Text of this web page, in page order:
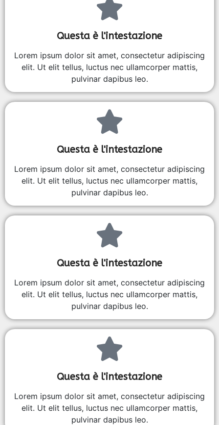
Questa è l'intestazione
Lorem ipsum dolor sit amet, consectetur adipiscing
elit. Ut elit tellus, luctus nec ullamcorper mattis,
pulvinar dapibus leo.
Questa è l'intestazione
Lorem ipsum dolor sit amet, consectetur adipiscing
elit. Ut elit tellus, luctus nec ullamcorper mattis,
pulvinar dapibus leo.
Questa è l'intestazione
Lorem ipsum dolor sit amet, consectetur adipiscing
elit. Ut elit tellus, luctus nec ullamcorper mattis,
pulvinar dapibus leo.
Questa è l'intestazione
Lorem ipsum dolor sit amet, consectetur adipiscing
elit. Ut elit tellus, luctus nec ullamcorper mattis,
pulvinar dapibus leo.